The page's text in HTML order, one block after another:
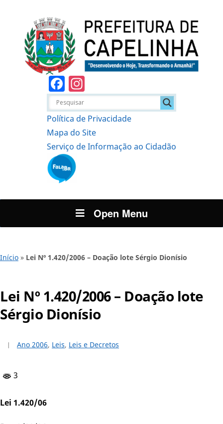
Facebook
Política de Privacidade
Mapa do Site
Serviço de Informação ao Cidadão
Open Menu
Início » Lei Nº 1.420/2006 – Doação lote Sérgio Dionísio
Lei Nº 1.420/2006 – Doação lote
Sérgio Dionísio
Ano 2006, Leis, Leis e Decretos
3
Lei 1.420/06